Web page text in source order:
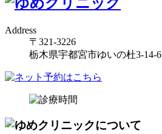
Address
〒321-3226
栃木県宇都宮市ゆいの杜3-14-6